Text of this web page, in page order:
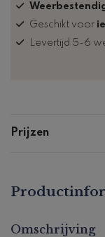
Geschikt voor
Levertijd 5-6
Prijzen
Omschrijving